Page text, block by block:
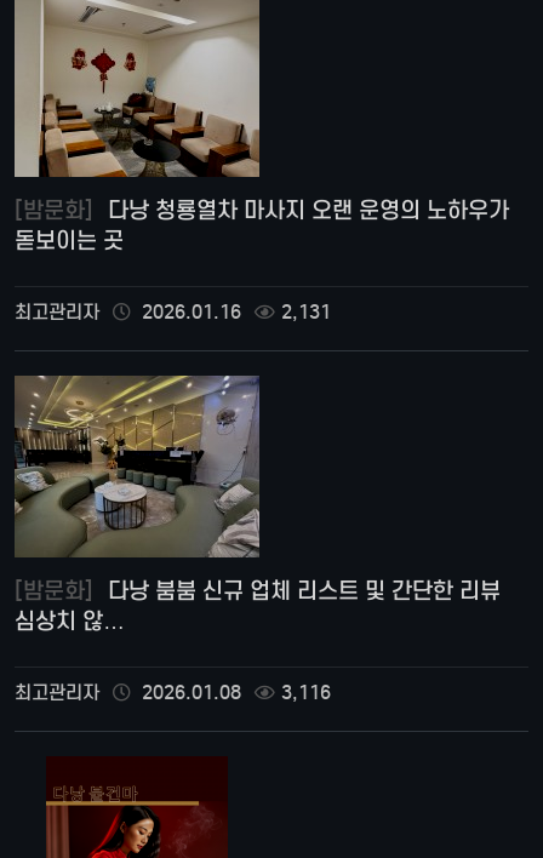
[밤문화]
돋보이는 곳
최고관리자 2026.01.16 2,131
[밤문화]
심상치 않…
최고관리자 2026.01.08 3,116